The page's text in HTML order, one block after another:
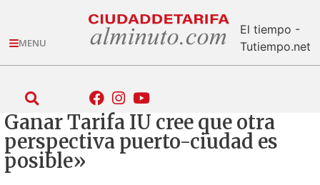
MENU
El tiempo -
Tutiempo.net
Ganar Tarifa IU cree que otra
perspectiva puerto-ciudad es
posible»